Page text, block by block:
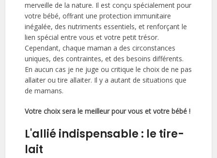
merveille de la nature. Il est conçu spécialement pour
votre bébé, offrant une protection immunitaire
inégalée, des nutriments essentiels, et renforçant le
lien spécial entre vous et votre petit trésor.
Cependant, chaque maman a des circonstances
uniques, des contraintes, et des besoins différents.
En aucun cas je ne juge ou critique le choix de ne pas
allaiter ou tire allaiter. Il y a autant de situations que
de mamans.
Votre choix sera le meilleur pour vous et votre bébé !
L'allié indispensable : le tire-
lait